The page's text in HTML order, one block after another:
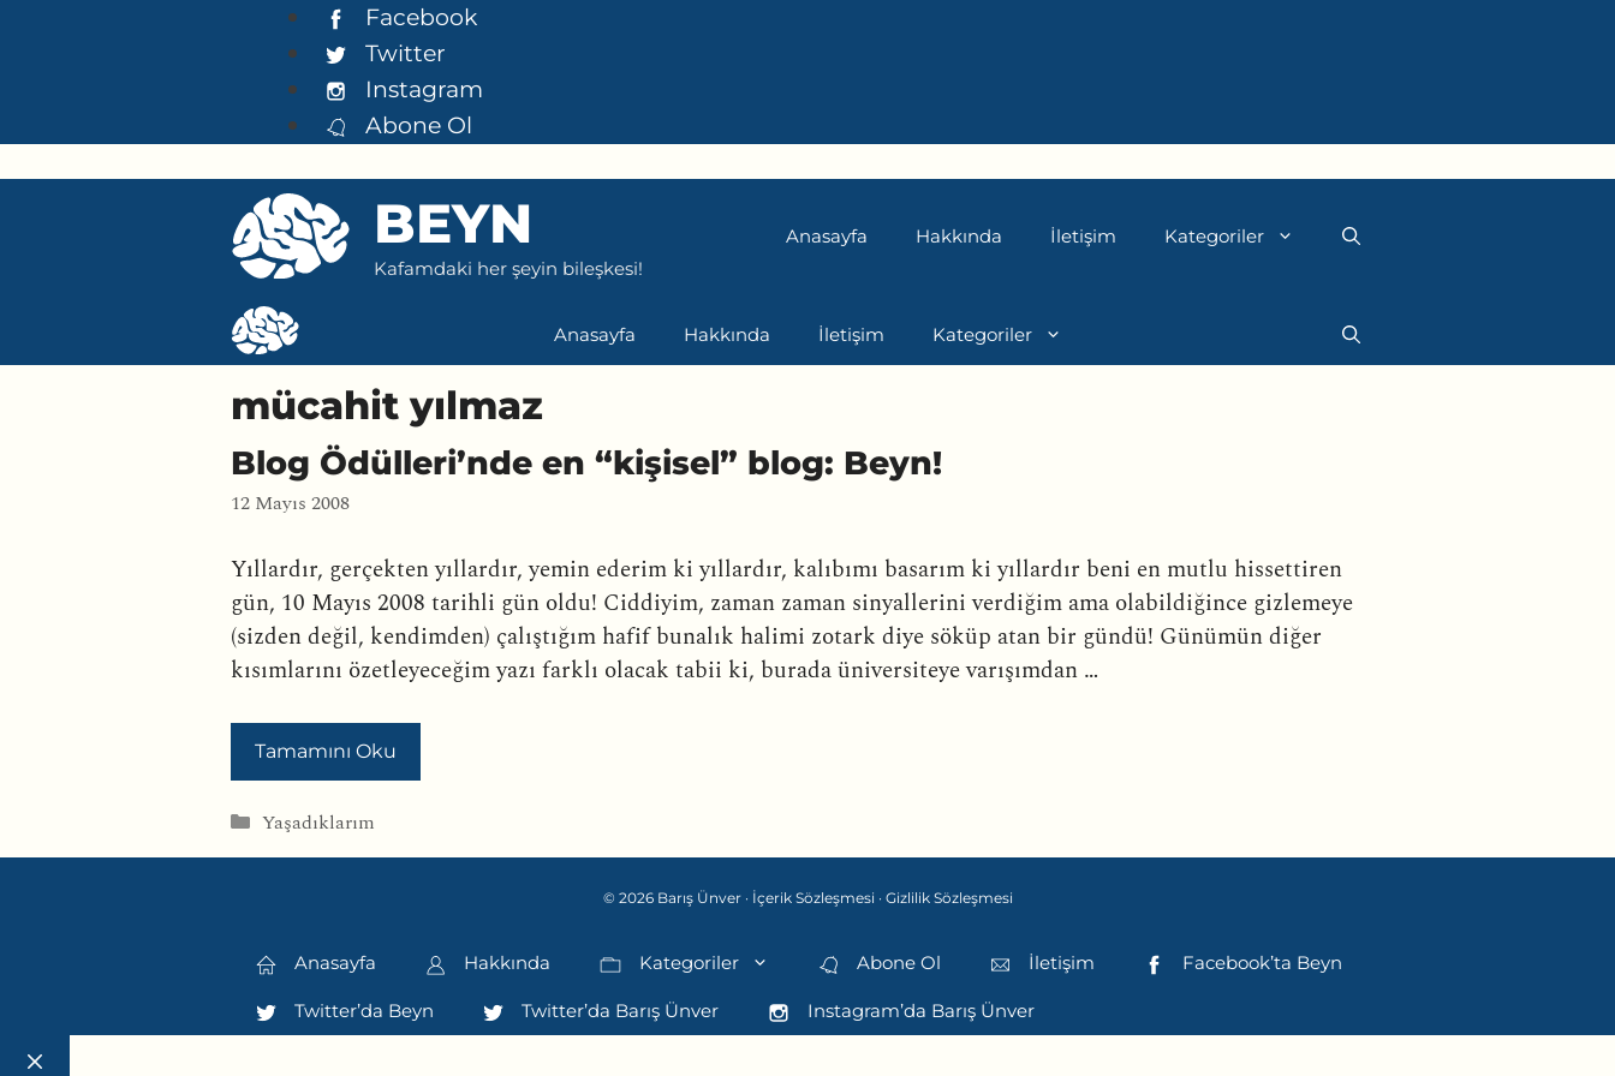
Facebook
Twitter
Instagram
Abone Ol
BEYN
Kafamdaki her şeyin bileşkesi!
Anasayfa Hakkında İletişim Kategoriler
Anasayfa Hakkında İletişim Kategoriler
mücahit yılmaz
Blog Ödülleri’nde en “kişisel” blog: Beyn!
12 Mayıs 2008
Yıllardır, gerçekten yıllardır, yemin ederim ki yıllardır, kalıbımı basarım ki yıllardır beni en mutlu hissettiren
gün, 10 Mayıs 2008 tarihli gün oldu! Ciddiyim, zaman zaman sinyallerini verdiğim ama olabildiğince gizlemeye
(sizden değil, kendimden) çalıştığım hafif bunalık halimi zotark diye söküp atan bir gündü! Günümün diğer
kısımlarını özetleyeceğim yazı farklı olacak tabii ki, burada üniversiteye varışımdan …
Tamamını Oku
Kategoriler
Yaşadıklarım
© 2026 Barış Ünver · İçerik Sözleşmesi · Gizlilik Sözleşmesi
Anasayfa Hakkında Kategoriler Abone Ol İletişim Facebook’ta Beyn
Twitter’da Beyn Twitter’da Barış Ünver Instagram’da Barış Ünver